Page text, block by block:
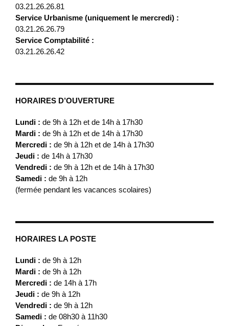
03.21.26.26.81
Service Urbanisme (uniquement le mercredi) :
03.21.26.26.79
Service Comptabilité :
03.21.26.26.42
HORAIRES D’OUVERTURE
Lundi : de 9h à 12h et de 14h à 17h30
Mardi : de 9h à 12h et de 14h à 17h30
Mercredi : de 9h à 12h et de 14h à 17h30
Jeudi : de 14h à 17h30
Vendredi : de 9h à 12h et de 14h à 17h30
Samedi : de 9h à 12h
(fermée pendant les vacances scolaires)
HORAIRES LA POSTE
Lundi : de 9h à 12h
Mardi : de 9h à 12h
Mercredi : de 14h à 17h
Jeudi : de 9h à 12h
Vendredi : de 9h à 12h
Samedi : de 08h30 à 11h30